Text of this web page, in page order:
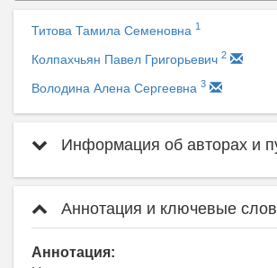
Титова Тамила Семеновна 1
Колпахчьян Павел Григорьевич 2
Володина Алена Сергеевна 3
Информация об авторах и
Аннотация и ключевые
Аннотация: